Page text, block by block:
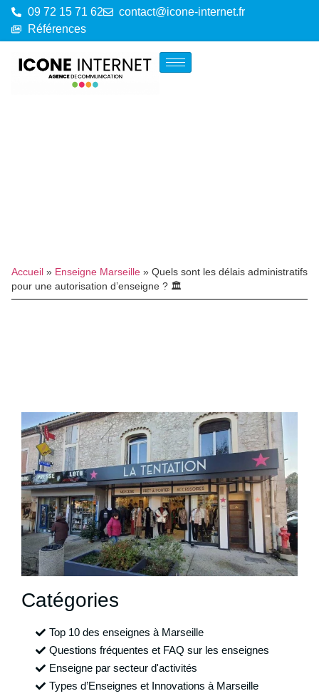
09 72 15 71 62
contact@icone-internet.fr
Références
Accueil » Enseigne Marseille » Quels sont les délais administratifs
pour une autorisation d’enseigne ? 🏛️
Catégories
Top 10 des enseignes à Marseille
Questions fréquentes et FAQ sur les enseignes
Enseigne par secteur d'activités
Types d’Enseignes et Innovations à Marseille